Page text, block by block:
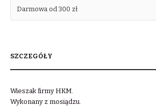
Darmowa od 300 zł
SZCZEGÓŁY
Wieszak firmy HKM.
Wykonany z mosiądzu.